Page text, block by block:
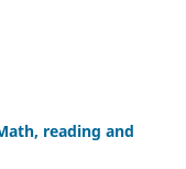
reading and